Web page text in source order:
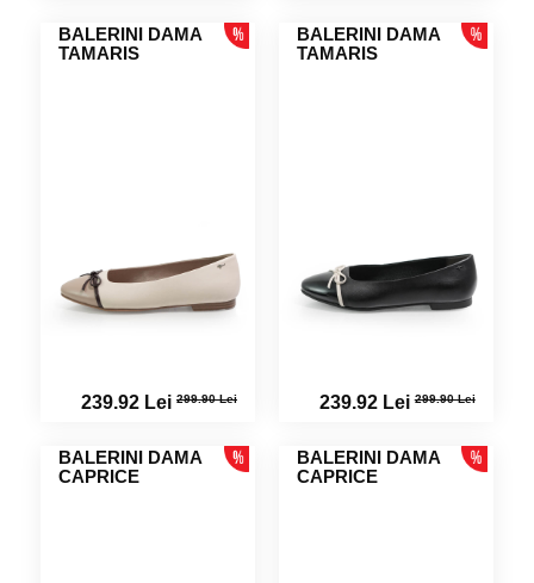
BALERINI DAMA
TAMARIS
239.92 Lei 299.90 Lei
BALERINI DAMA
TAMARIS
239.92 Lei299.90 Lei
BALERINI DAMA
CAPRICE
BALERINI DAMA
CAPRICE